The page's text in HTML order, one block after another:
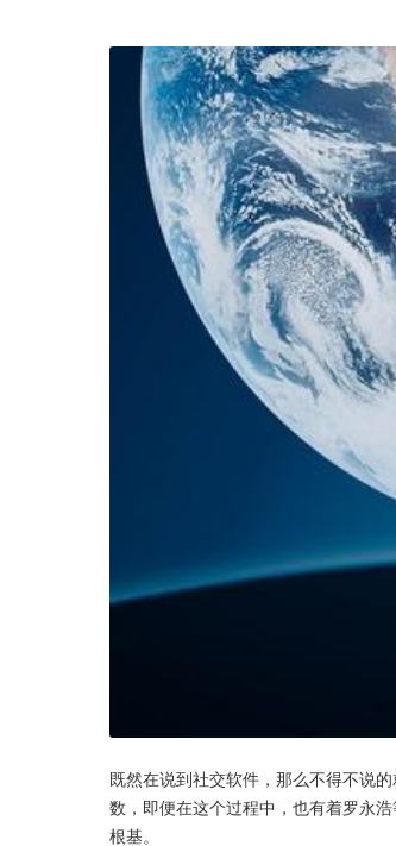
既然在说到社交软件，那么不得不说
数，即便在这个过程中，也有着罗永
根基。